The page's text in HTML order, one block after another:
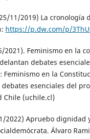
11/2019) La cronología
https://p.dw.com/p/
2021). Feminismo en la
debates
Feminismo en la
esenciales del
Chile (uchile.cl)
2022) Apruebo dignidad
Álvaro